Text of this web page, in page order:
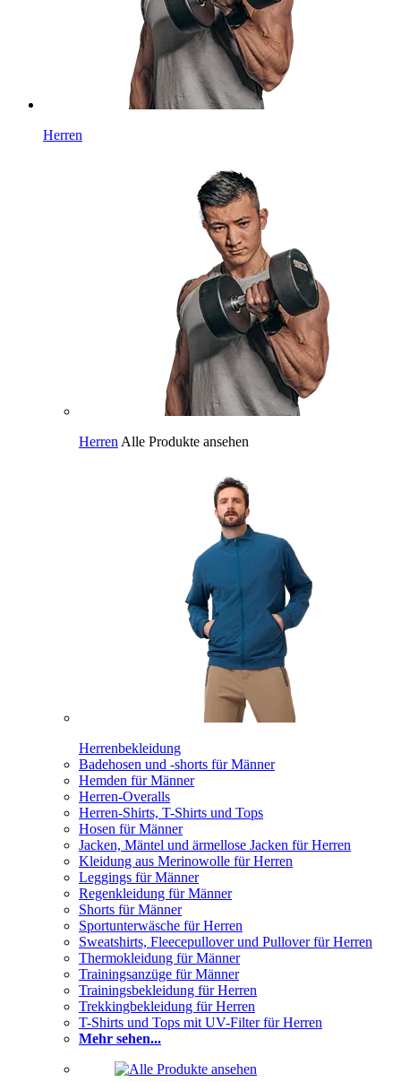
Herren
Herren Alle Produkte ansehen
Herrenbekleidung
Badehosen und -shorts für Männer
Hemden für Männer
Herren-Overalls
Herren-Shirts, T-Shirts und Tops
Hosen für Männer
Jacken, Mäntel und ärmellose Jacken für Herren
Kleidung aus Merinowolle für Herren
Leggings für Männer
Regenkleidung für Männer
Shorts für Männer
Sportunterwäsche für Herren
Sweatshirts, Fleecepullover und Pullover für Herren
Thermokleidung für Männer
Trainingsanzüge für Männer
Trainingsbekleidung für Herren
Trekkingbekleidung für Herren
T-Shirts und Tops mit UV-Filter für Herren
Mehr sehen...